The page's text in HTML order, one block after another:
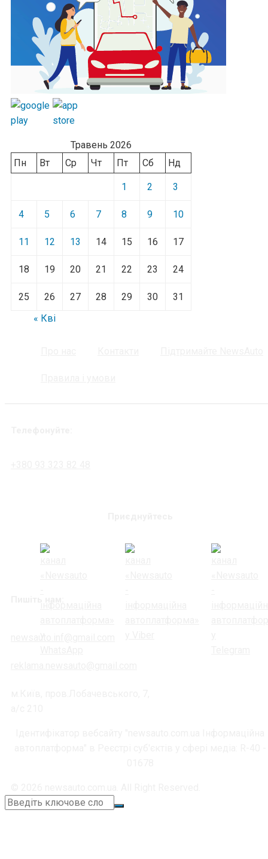
Травень 2026
Пн
Вт Ср Чт Пт Сб Нд
1 2 3
4 5 6 7 8 9 10
11 12 13 14 15 16 17
18 19 20 21 22 23 24
25 26 27 28 29 30
31
« Кві